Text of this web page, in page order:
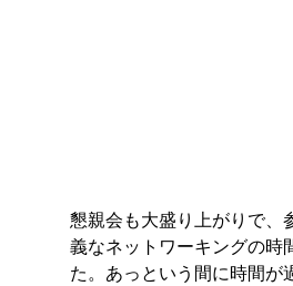
懇親会も大盛り上がりで、
義なネットワーキングの時
た。あっという間に時間が